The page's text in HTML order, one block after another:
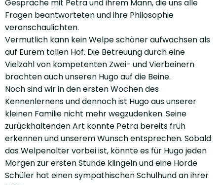
Gespräche mit Petra und ihrem Mann, die uns alle
Fragen beantworteten und ihre Philosophie
veranschaulichten.
Vermutlich kann kein Welpe schöner aufwachsen als
auf Eurem tollen Hof. Die Betreuung durch eine
Vielzahl von kompetenten Zwei- und Vierbeinern
brachten auch unseren Hugo auf die Beine.
Noch sind wir in den ersten Wochen des
Kennenlernens und dennoch ist Hugo aus unserer
kleinen Familie nicht mehr wegzudenken. Seine
zurückhaltenden Art konnte Petra bereits früh
erkennen und unserem Wunsch entsprechen. Sobald
das Welpenalter vorbei ist, könnte es für Hugo jeden
Morgen zur ersten Stunde klingeln und eine Horde
Schüler hat einen sympathischen Schulhund an ihrer